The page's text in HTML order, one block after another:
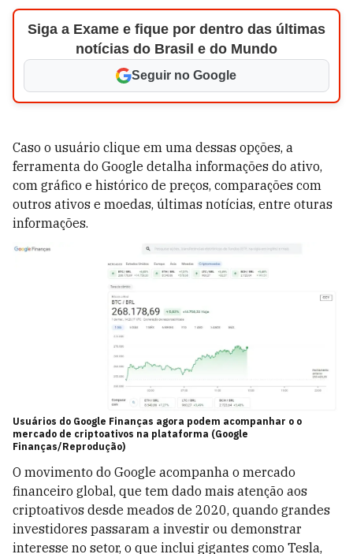
Siga a Exame e fique por dentro das últimas
notícias do Brasil e do Mundo
Seguir no Google
Caso o usuário clique em uma dessas opções, a
ferramenta do Google detalha informações do ativo,
com gráfico e histórico de preços, comparações com
outros ativos e moedas, últimas notícias, entre oturas
informações.
Usuários do Google Finanças agora podem acompanhar o o
mercado de criptoativos na plataforma (Google
Finanças/Reprodução)
O movimento do Google acompanha o mercado
financeiro global, que tem dado mais atenção aos
criptoativos desde meados de 2020, quando grandes
investidores passaram a investir ou demonstrar
interesse no setor, o que inclui gigantes como Tesla,